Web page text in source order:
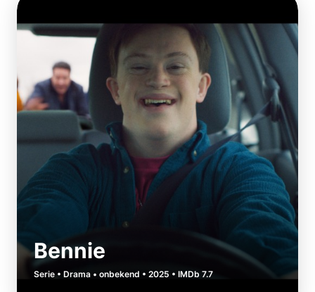
Bennie
Serie • Drama • onbekend • 2025 • IMDb 7.7